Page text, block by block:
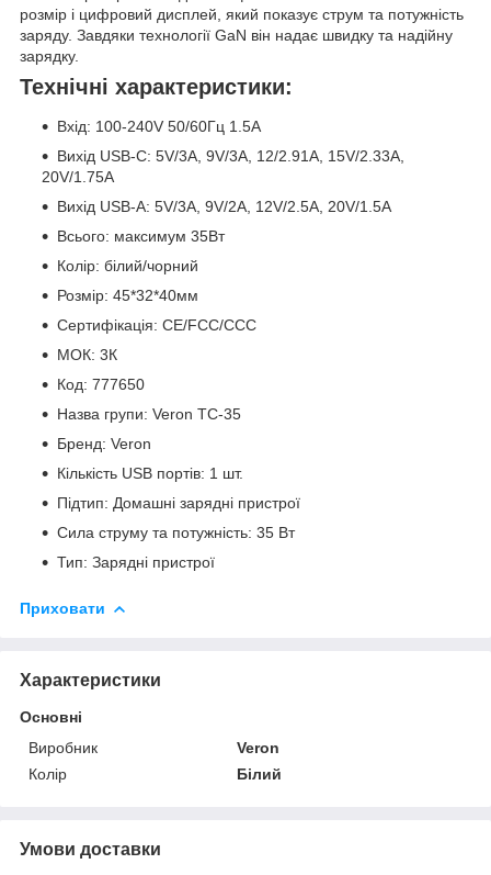
розмір і цифровий дисплей, який показує струм та потужність
заряду. Завдяки технології GaN він надає швидку та надійну
зарядку.
Технічні характеристики:
Вхід: 100-240V 50/60Гц 1.5A
Вихід USB-C: 5V/3A, 9V/3A, 12/2.91A, 15V/2.33A,
20V/1.75A
Вихід USB-A: 5V/3A, 9V/2A, 12V/2.5A, 20V/1.5A
Всього: максимум 35Вт
Колір: білий/чорний
Розмір: 45*32*40мм
Сертифікація: CE/FCC/CCC
МОК: 3К
Код: 777650
Назва групи: Veron TC-35
Бренд: Veron
Кількість USB портів: 1 шт.
Підтип: Домашні зарядні пристрої
Сила струму та потужність: 35 Вт
Тип: Зарядні пристрої
Приховати
Характеристики
Основні
Виробник
Veron
Колір
Білий
Умови доставки